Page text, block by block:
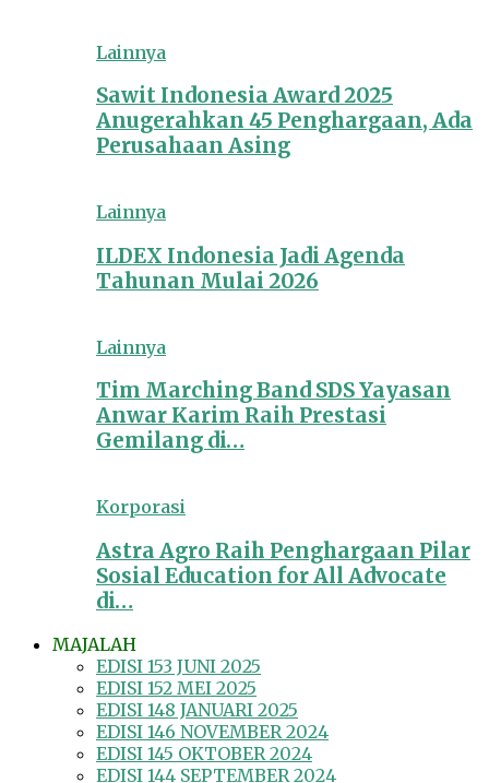
Lainnya
Sawit Indonesia Award 2025
Anugerahkan 45 Penghargaan, Ada
Perusahaan Asing
Lainnya
ILDEX Indonesia Jadi Agenda
Tahunan Mulai 2026
Lainnya
Tim Marching Band SDS Yayasan
Anwar Karim Raih Prestasi
Gemilang di…
Korporasi
Astra Agro Raih Penghargaan Pilar
Sosial Education for All Advocate
di…
MAJALAH
EDISI 153 JUNI 2025
EDISI 152 MEI 2025
EDISI 148 JANUARI 2025
EDISI 146 NOVEMBER 2024
EDISI 145 OKTOBER 2024
EDISI 144 SEPTEMBER 2024